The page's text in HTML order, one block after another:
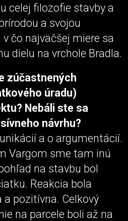
celej filozofie stavby a
a svojou
v čo najväčšej miere sa
dielu na vrchole Bradla.
zúčastnených
úradu)
Nebáli ste sa
návrhu?
a o argumentácií.
Vargom sme tam inú
na stavbu bol
Reakcia bola
pozitívna. Celkový
na parcele boli až na